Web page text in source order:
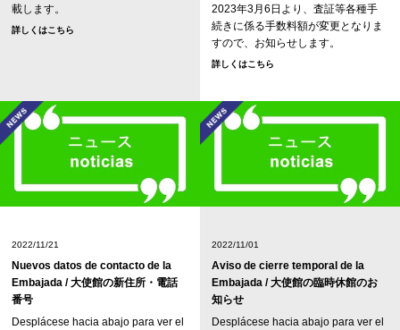
載します。
詳しくはこちら
2023年3月6日より、査証等各種手
続きに係る手数料額が変更となりま
すので、お知らせします。
詳しくはこちら
2022/11/21
Nuevos datos de contacto de la
Embajada / 大使館の新住所・電話
番号
Desplácese hacia abajo para ver el
2022/11/01
Aviso de cierre temporal de la
Embajada / 大使館の臨時休館のお
知らせ
Desplácese hacia abajo para ver el